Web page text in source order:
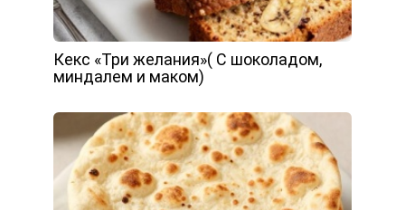
Кекс «Три желания»( С шоколадом,
миндалем и маком)